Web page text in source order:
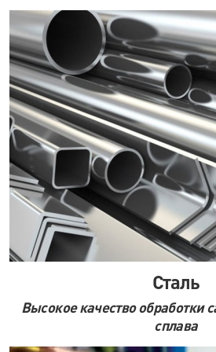
м. Комендантский пр.
пр. Авиаконструкторов, д.4
м. Приморская
ул. Кораблестроителей,
м. Академическая
пр. Науки, д.8, к.1
м. Озерки, м. Пр.
пр. Луначарского, д.56, к.1
м. Автово
пр. Маршала Жукова, д.35,
м. Елизаровская
пр. Елизарова, д.36
Сталь
Высокое качество обработки
сплава